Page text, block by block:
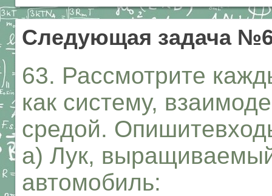
Следующая задача
63. Рассмотрите
как систему,
средой.
а) Лук,
автомобиль: